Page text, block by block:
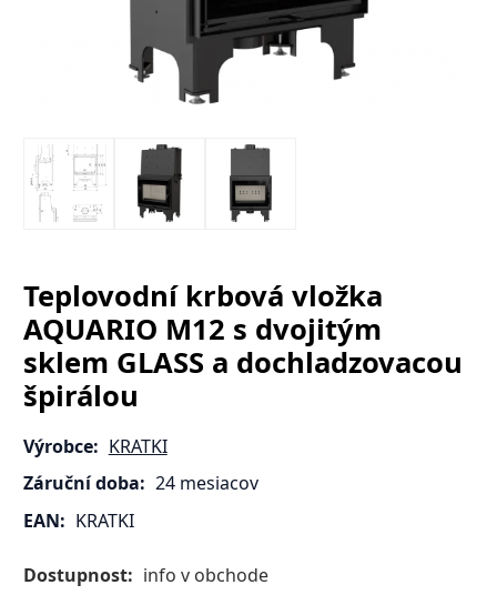
Teplovodní krbová vložka
AQUARIO M12 s dvojitým
sklem GLASS a dochladzovacou
špirálou
Výrobce: KRATKI
Záruční doba: 24 mesiacov
EAN: KRATKI
Dostupnost: info v obchode